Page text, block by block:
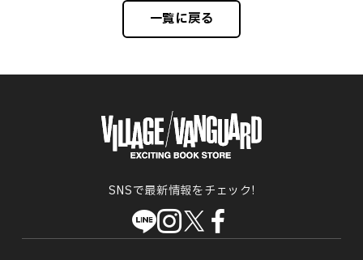
一覧に戻る
SNSで最新情報をチェック!